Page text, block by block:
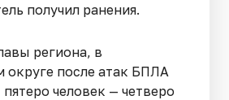
получил ранения.
региона, в
округе после атак БПЛА
человек — четверо